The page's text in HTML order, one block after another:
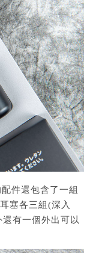
件還包含了一組
塞各三組(深入
有一個外出可以